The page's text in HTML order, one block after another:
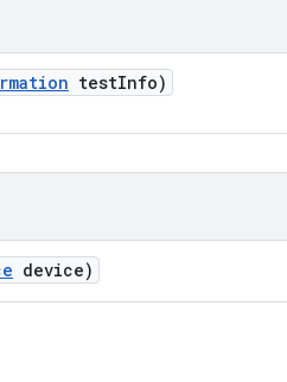
testInfo)
device)